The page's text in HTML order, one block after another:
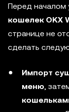
Перед началом
кошелек OKX
странице не
сделать
Импорт
меню,